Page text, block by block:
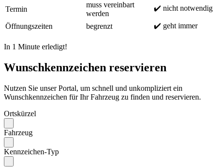
Termin
muss vereinbart
werden
✔️ nicht notwendig
Öffnungszeiten begrenzt ✔️ geht immer
In 1 Minute erledigt!
Wunschkennzeichen reservieren
Nutzen Sie unser Portal, um schnell und unkompliziert ein
Wunschkennzeichen für Ihr Fahrzeug zu finden und reservieren.
Ortskürzel
Fahrzeug
Kennzeichen-Typ